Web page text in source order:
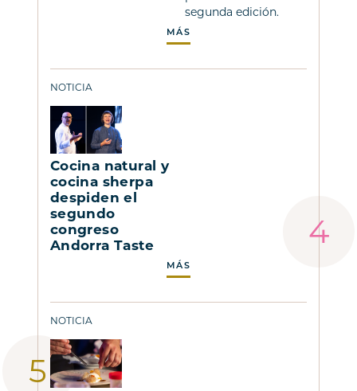
segunda edición.
MÁS
NOTICIA
Cocina natural y
cocina sherpa
despiden el
segundo
congreso
Andorra Taste
MÁS
NOTICIA